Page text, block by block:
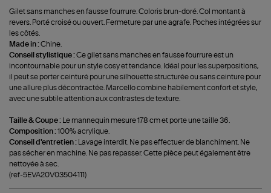
Gilet sans manches en fausse fourrure. Coloris brun-doré. Col montant à
revers. Porté croisé ou ouvert. Fermeture par une agrafe. Poches intégrées sur
les côtés.
Made in :Chine.
Conseil stylistique :Ce gilet sans manches en fausse fourrure est un
incontournable pour un style cosy et tendance. Idéal pour les superpositions,
il peut se porter ceinturé pour une silhouette structurée ou sans ceinture pour
une allure plus décontractée. Marcello combine habilement confort et style,
avec une subtile attention aux contrastes de texture.
Taille & Coupe :
Le mannequin mesure 178 cm et porte une taille 36.
Composition :100% acrylique.
Conseil d'entretien :
Lavage interdit. Ne pas effectuer de blanchiment. Ne
pas sécher en machine. Ne pas repasser. Cette pièce peut également être
nettoyée à sec.
(ref-5EVA20V03504111)